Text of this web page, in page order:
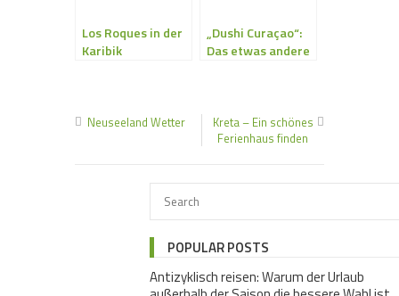
Los Roques in der
Karibik
„Dushi Curaçao“:
Das etwas andere
Neuseeland Wetter
Kreta – Ein schönes
Ferienhaus finden
POPULAR POSTS
Antizyklisch reisen: Warum der Urlaub